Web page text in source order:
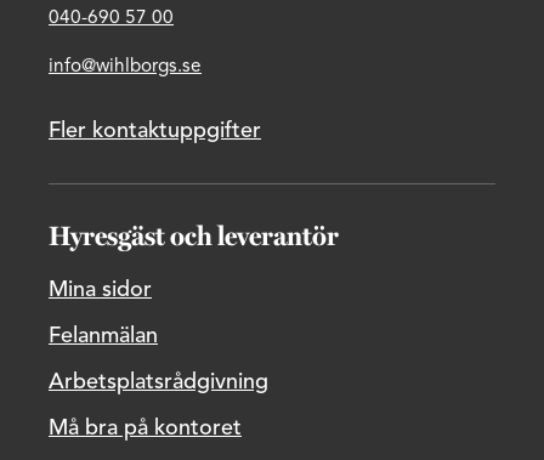
040-690 57 00
info@wihlborgs.se
Fler kontaktuppgifter
Hyresgäst och leverantör
Mina sidor
Felanmälan
Arbetsplatsrådgivning
Må bra på kontoret